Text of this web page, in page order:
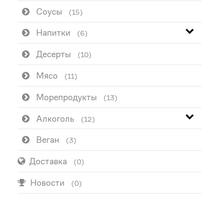
Соусы (15)
Напитки (6)
Десерты (10)
Мясо (11)
Морепродукты (13)
Алкоголь (12)
Веган (3)
Доставка (0)
Новости (0)